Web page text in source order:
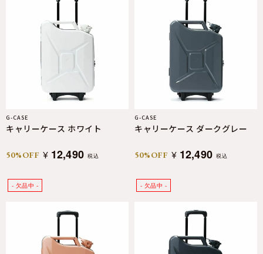
G-CASE
キャリーケース ホワイト
50%OFF ¥ 12,490 税込
G-CASE
キャリーケース ダークグレー
50%OFF ¥ 12,490 税込